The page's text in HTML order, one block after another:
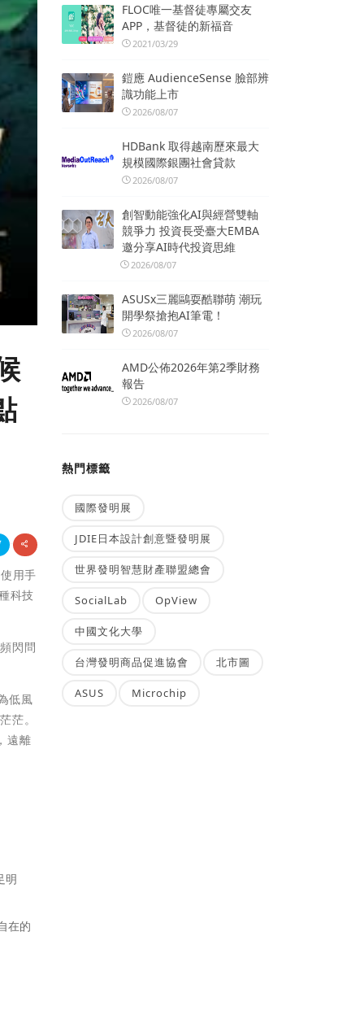
用手
科技
閃問
低風
茫。
遠離
明
在的
FLOC唯一基督徒專屬交友
APP，基督徒的新福音
2021/03/29
鎧應 AudienceSense 臉部辨
識功能上市
2026/08/07
HDBank 取得越南歷來最大
規模國際銀團社會貸款
2026/08/07
創智動能強化AI與經營雙軸
競爭力 投資長受臺大EMBA
邀分享AI時代投資思維
2026/08/07
ASUSx三麗鷗耍酷聯萌 潮玩
開學祭搶抱AI筆電！
2026/08/07
AMD公佈2026年第2季財務
報告
2026/08/07
熱門標籤
國際發明展
JDIE日本設計創意暨發明展
世界發明智慧財產聯盟總會
SocialLab OpView
中國文化大學
台灣發明商品促進協會 北市圖
ASUS Microchip